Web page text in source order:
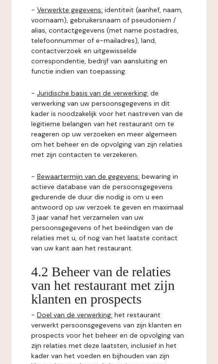
- Verwerkte gegevens: identiteit (aanhef, naam,
voornaam), gebruikersnaam of pseudoniem /
alias, contactgegevens (met name postadres,
telefoonnummer of e-mailadres), land,
contactverzoek en uitgewisselde
correspondentie, bedrijf van aansluiting en
functie indien van toepassing.
- Juridische basis van de verwerking: de
verwerking van uw persoonsgegevens in dit
kader is noodzakelijk voor het nastreven van de
legitieme belangen van het restaurant om te
reageren op uw verzoeken en meer algemeen
om het beheer en de opvolging van zijn relaties
met zijn contacten te verzekeren.
- Bewaartermijn van de gegevens: bewaring in
actieve database van de persoonsgegevens
gedurende de duur die nodig is om u een
antwoord op uw verzoek te geven en maximaal
3 jaar vanaf het verzamelen van uw
persoonsgegevens of het beëindigen van de
relaties met u, of nog van het laatste contact
van uw kant aan het restaurant.
4.2 Beheer van de relaties
van het restaurant met zijn
klanten en prospects
- Doel van de verwerking: het restaurant
verwerkt persoonsgegevens van zijn klanten en
prospects voor het beheer en de opvolging van
zijn relaties met deze laatsten, inclusief in het
kader van het voeden en bijhouden van zijn